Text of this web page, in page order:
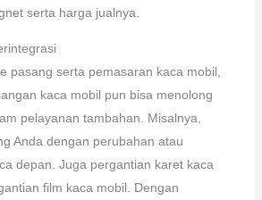
serta harga jualnya.
pasang serta pemasaran kaca mobil,
kaca mobil pun bisa menolong
pelayanan tambahan. Misalnya,
Anda dengan perubahan atau
depan. Juga pergantian karet kaca
film kaca mobil. Dengan